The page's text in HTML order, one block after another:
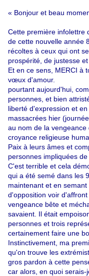
« Bonjour et beau
Cette première infolettre
de cette nouvelle année
récoltes à ceux qui ont
prospérité, de justesse
Et en ce sens, MERCI à
vœux d'amour.
pourtant aujourd'hui,
personnes, et bien
liberté d'expression et
massacrées hier
au nom de la
croyance religieuse
Paix à leurs âmes et
personnes impliquées
C'est terrible et cela
qui a été semé dans les
maintenant et en
d'opposition voir
vengeance bête et
savaient. Il était
personnes et trois
certainement faire une
Instinctivement, ma
qu'on trouve les
gros pardon à cette
car alors, en quoi